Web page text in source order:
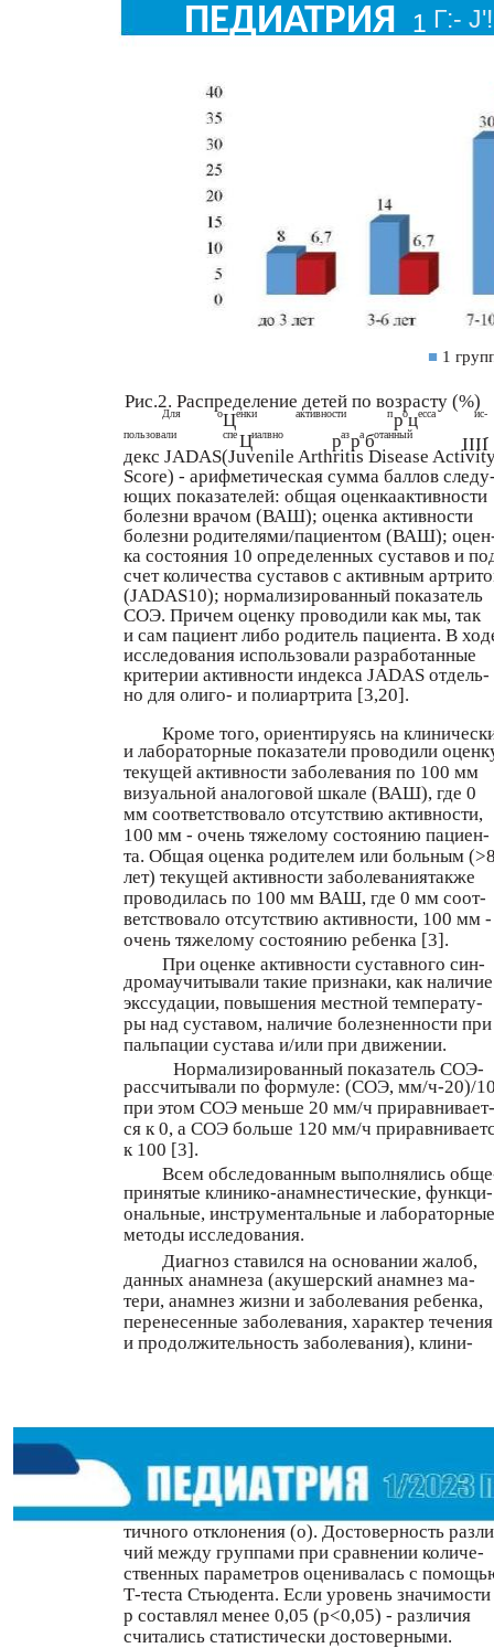
ПЕДИАТРИЯ 1 Г:-
Для оЦенки активности процесса
ис-
пользовали
спеЦиалвно разработанный IIII-
декс JADAS(Juvenile Arthritis Disease
Score) - арифметическая сумма баллов
ющих показателей: общая оценкаактивности
болезни врачом (ВАШ); оценка активности
болезни родителями/пациентом (ВАШ);
ка состояния 10 определенных суставов и
счет количества суставов с активным
(JADAS10); нормализированный показатель
СОЭ. Причем оценку проводили как мы, так
и сам пациент либо родитель пациента. В
исследования использовали разработанные
критерии активности индекса JADAS отдель-
но для олиго- и полиартрита [3,20].
Кроме того, ориентируясь на
и лабораторные показатели проводили
текущей активности заболевания по 100 мм
визуальной аналоговой шкале (ВАШ), где 0
мм соответствовало отсутствию активности,
100 мм - очень тяжелому состоянию пациен-
та. Общая оценка родителем или больным
лет) текущей активности заболеваниятакже
проводилась по 100 мм ВАШ, где 0 мм соот-
ветствовало отсутствию активности, 100 мм -
очень тяжелому состоянию ребенка [3].
При оценке активности суставного син-
дромаучитывали такие признаки, как наличие
экссудации, повышения местной температу-
ры над суставом, наличие болезненности при
пальпации сустава и/или при движении.
Нормализированный показатель СОЭ-
рассчитывали по формуле: (СОЭ, мм/ч-20)/
при этом СОЭ меньше 20 мм/ч приравнивает-
ся к 0, а СОЭ больше 120 мм/ч
к 100 [3].
Всем обследованным выполнялись
принятые клинико-анамнестические, функци-
ональные, инструментальные и лабораторные
методы исследования.
Диагноз ставился на основании жалоб,
данных анамнеза (акушерский анамнез ма-
тери, анамнез жизни и заболевания ребенка,
перенесенные заболевания, характер течения
и продолжительность заболевания), клини-
■ 1
Рис.2. Распределение детей по возрасту (%)
тичного отклонения (о). Достоверность
чий между группами при сравнении количе-
ственных параметров оценивалась с
Т-теста Стьюдента. Если уровень значимости
р составлял менее 0,05 (p<0,05) - различия
считались статистически достоверными.